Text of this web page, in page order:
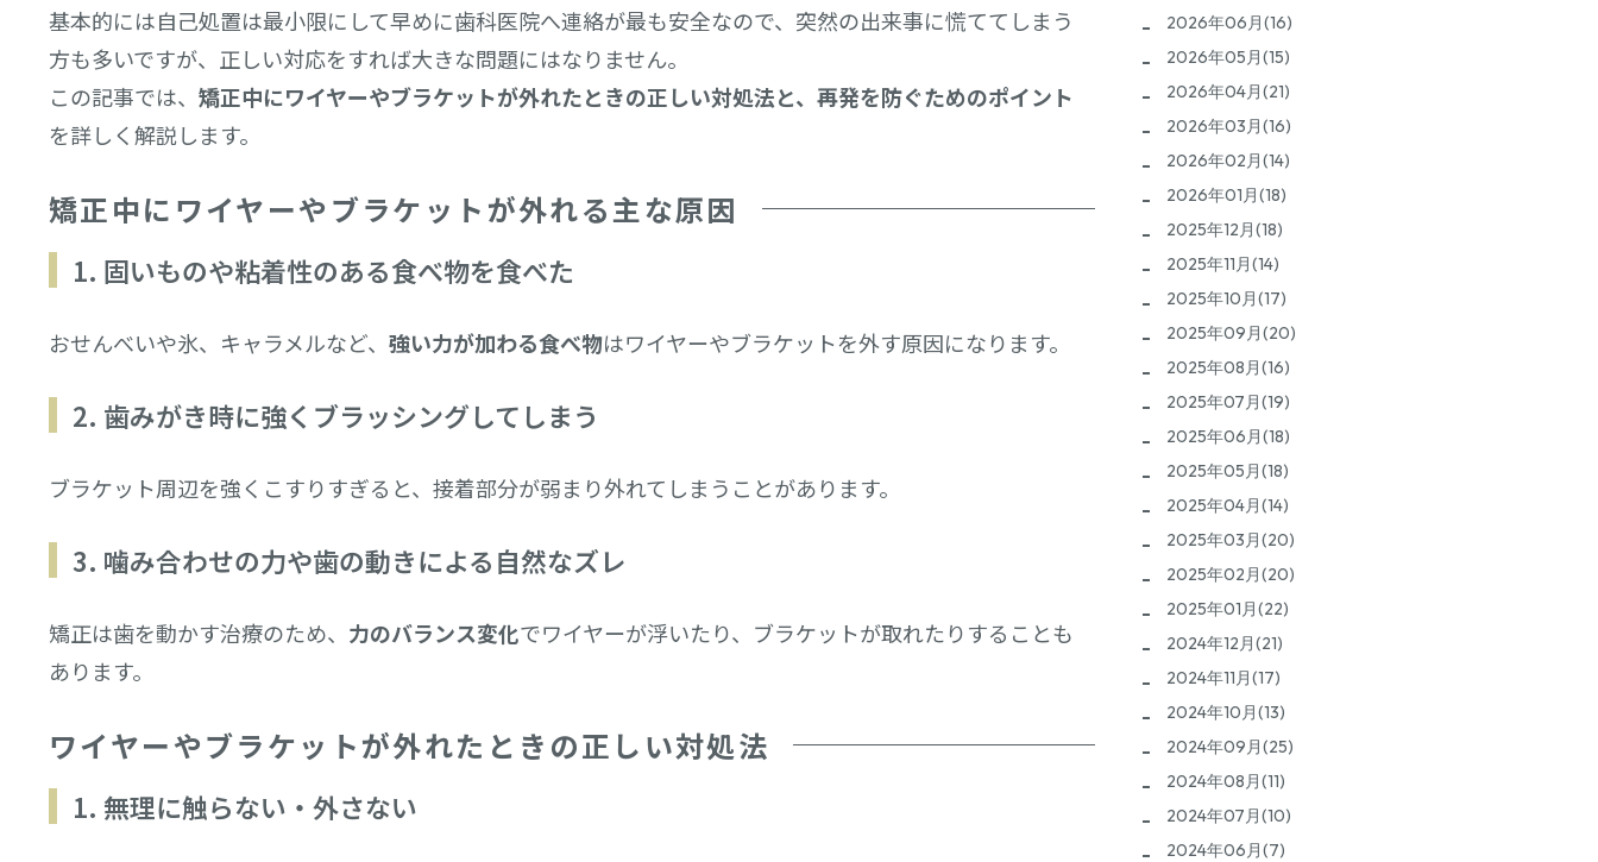
基本的には自己処置は最小限にして早めに歯科医院へ連絡が最も安全なので、突然の出来事に慌ててしまう
方も多いですが、正しい対応をすれば大きな問題にはなりません。
この記事では、矯正中にワイヤーやブラケットが外れたときの正しい対処法と、再発を防ぐためのポイント
を詳しく解説します。
矯正中にワイヤーやブラケットが外れる主な原因
1. 固いものや粘着性のある食べ物を食べた
おせんべいや氷、キャラメルなど、強い力が加わる食べ物はワイヤーやブラケットを外す原因になります。
2. 歯みがき時に強くブラッシングしてしまう
ブラケット周辺を強くこすりすぎると、接着部分が弱まり外れてしまうことがあります。
3. 噛み合わせの力や歯の動きによる自然なズレ
矯正は歯を動かす治療のため、 力のバランス変化でワイヤーが浮いたり、ブラケットが取れたりすることも
あります。
ワイヤーやブラケットが外れたときの正しい対処法
1. 無理に触らない・外さない
2026年06月(16)
2026年05月(15)
2026年04月(21)
2026年03月(16)
2026年02月(14)
2026年01月(18)
2025年12月(18)
2025年11月(14)
2025年10月(17)
2025年09月(20)
2025年08月(16)
2025年07月(19)
2025年06月(18)
2025年05月(18)
2025年04月(14)
2025年03月(20)
2025年02月(20)
2025年01月(22)
2024年12月(21)
2024年11月(17)
2024年10月(13)
2024年09月(25)
2024年08月(11)
2024年07月(10)
2024年06月(7)